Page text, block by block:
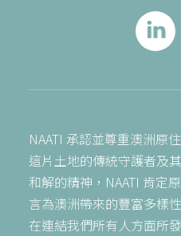
NAATI 承認並尊重澳洲原
這片土地的傳統守護者及
和解的精神，NAATI 肯定
言為澳洲帶來的豐富多樣
在連結我們所有人方面所